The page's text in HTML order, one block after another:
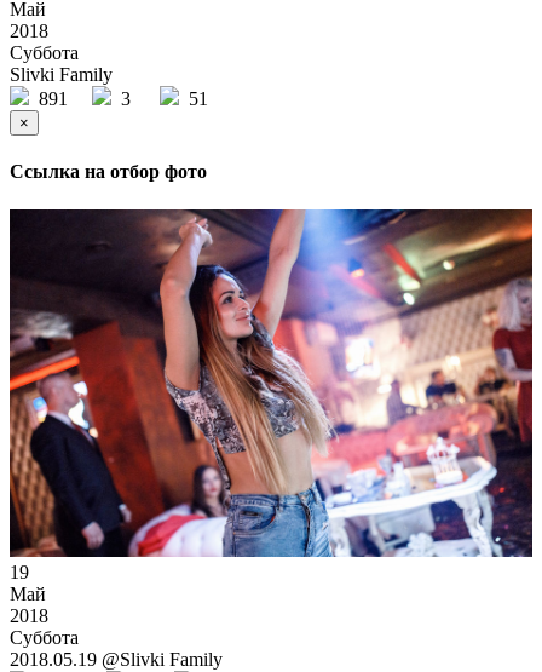
Май
2018
Суббота
Slivki Family
891
3 51
×
Ссылка на отбор фото
19
Май
2018
Суббота
2018.05.19 @Slivki Family